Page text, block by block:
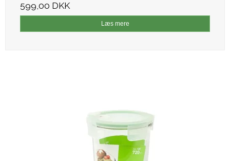
599,00 DKK
Læs mere